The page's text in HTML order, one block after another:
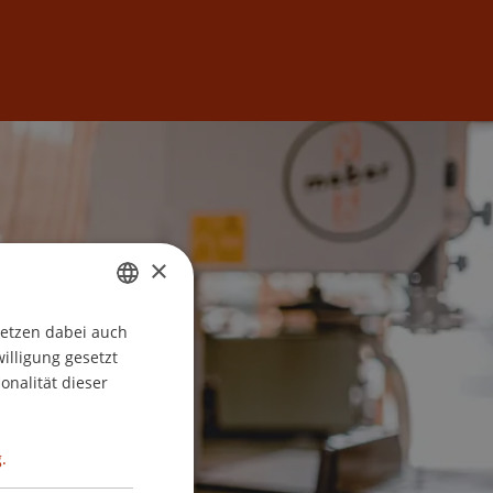
GERMAN
ENGLISH
×
dabei auch
gesetzt
dieser